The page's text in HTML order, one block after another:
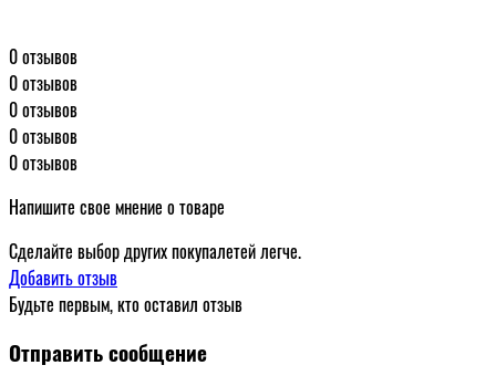
0 отзывов
0 отзывов
0 отзывов
0 отзывов
0 отзывов
Напишите свое мнение о товаре
Сделайте выбор других покупалетей легче.
Добавить отзыв
Будьте первым, кто оставил отзыв
Отправить сообщение